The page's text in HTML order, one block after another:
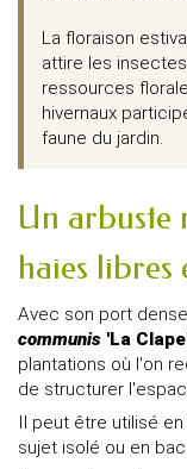
La floraison
attire les
ressources
hivernaux
faune du jardin.
Un arbuste
haies libres
Avec son port
communis 'La
plantations où l'on
de structurer
Il peut être utilisé en
sujet isolé ou en